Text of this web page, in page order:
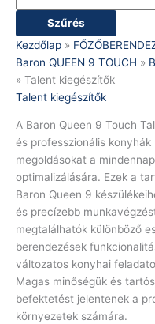
Szűrés
Kezdőlap »
Baron QUEEN 9 TOUCH »
» Talent kiegészítők
Talent kiegészítők
A Baron Queen 9 Touch
és professzionális
megoldásokat a
optimalizálására. Ezek a
Baron Queen 9
és precízebb
megtalálhatók különböző
berendezések
változatos konyhai
Magas minőségük és
befektetést jelentenek a
környezetek számára.